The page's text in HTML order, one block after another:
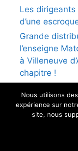
Les dirigeants
d’une
Grande
l’enseigne
à Villeneuve
chapitre !
Nous utilisons
expérience sur
site, nous